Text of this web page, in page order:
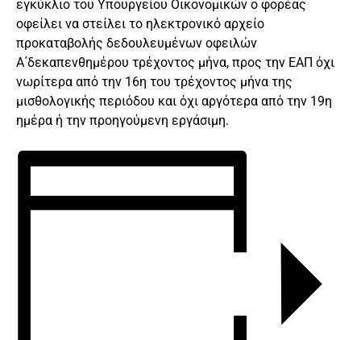
εγκύκλιο του Υπουργείου Οικονομικών ο φορέας
οφείλει να στείλει το ηλεκτρονικό αρχείο
προκαταβολής δεδουλευμένων οφειλών
Α΄δεκαπενθημέρου τρέχοντος μήνα, προς την ΕΑΠ όχι
νωρίτερα από την 16η του τρέχοντος μήνα της
μισθολογικής περιόδου και όχι αργότερα από την 19η
ημέρα ή την προηγούμενη εργάσιμη.